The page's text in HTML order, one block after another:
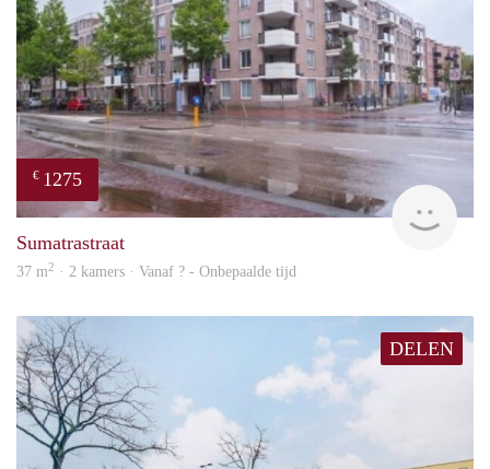
€ 1275
Sumatrastraat
37 m2 · 2 kamers · Vanaf ? - Onbepaalde tijd
DELEN